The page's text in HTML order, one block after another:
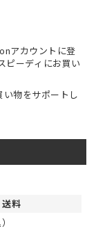
アカウントに登
ピーディにお買い
物をサポートし
送料